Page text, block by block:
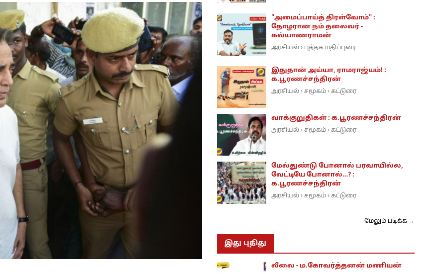
"அமைப்பாய்த் திரள்வோம்" :
தோழரான நம் தலைவர் -
கல்யாணராமன்
அரசியல் › புத்தக மதிப்புரை
இதுதான் அய்யா, ராமராஜ்யம்! :
க.பூரணச்சந்திரன்
அரசியல் › சமூகம் › கட்டுரை
வாக்குறுதிகள் : க.பூரணச்சந்திரன்
அரசியல் › சமூகம் › கட்டுரை
மேல்துண்டு போனால் பரவாயில்ல,
வேட்டியே போனால்…? :
க.பூரணச்சந்திரன்
அரசியல் › சமூகம் › கட்டுரை
மேலும் படிக்க →
இது புதிது
லீலை - ம.கோவர்த்தனன் மணியன்